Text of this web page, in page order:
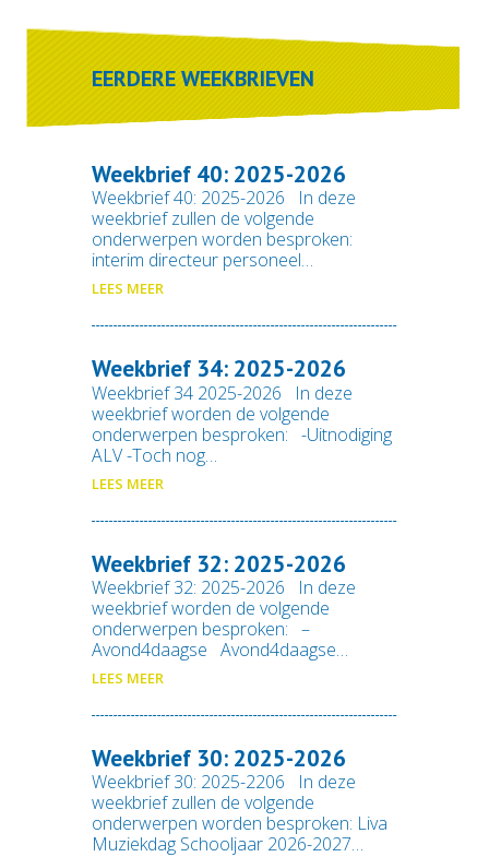
EERDERE WEEKBRIEVEN
Weekbrief 40: 2025-2026
Weekbrief 40: 2025-2026 In deze
weekbrief zullen de volgende
onderwerpen worden besproken:
interim directeur personeel…
LEES MEER
Weekbrief 34: 2025-2026
Weekbrief 34 2025-2026 In deze
weekbrief worden de volgende
onderwerpen besproken: -Uitnodiging
ALV -Toch nog…
LEES MEER
Weekbrief 32: 2025-2026
Weekbrief 32: 2025-2026 In deze
weekbrief worden de volgende
onderwerpen besproken: –
Avond4daagse Avond4daagse…
LEES MEER
Weekbrief 30: 2025-2026
Weekbrief 30: 2025-2206 In deze
weekbrief zullen de volgende
onderwerpen worden besproken: Liva
Muziekdag Schooljaar 2026-2027…